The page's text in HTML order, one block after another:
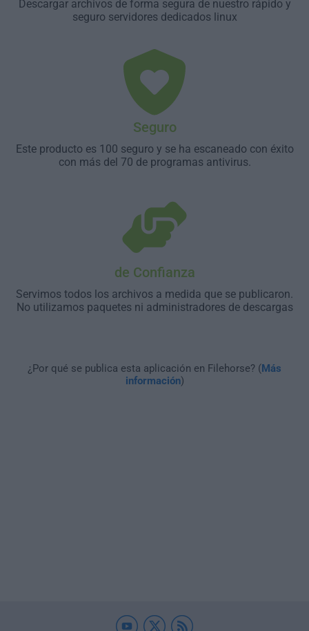
Descargar archivos de forma segura de nuestro rápido y
seguro servidores dedicados linux
Seguro
Este producto es 100 seguro y se ha escaneado con éxito
con más del 70 de programas antivirus.
de Confianza
Servimos todos los archivos a medida que se publicaron.
No utilizamos paquetes ni administradores de descargas
¿Por qué se publica esta aplicación en Filehorse? (Más
información)